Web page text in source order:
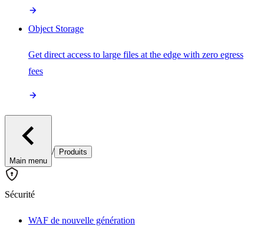
Object Storage
Get direct access to large files at the edge with zero egress
fees
Main menu
/ Produits
Sécurité
WAF de nouvelle génération